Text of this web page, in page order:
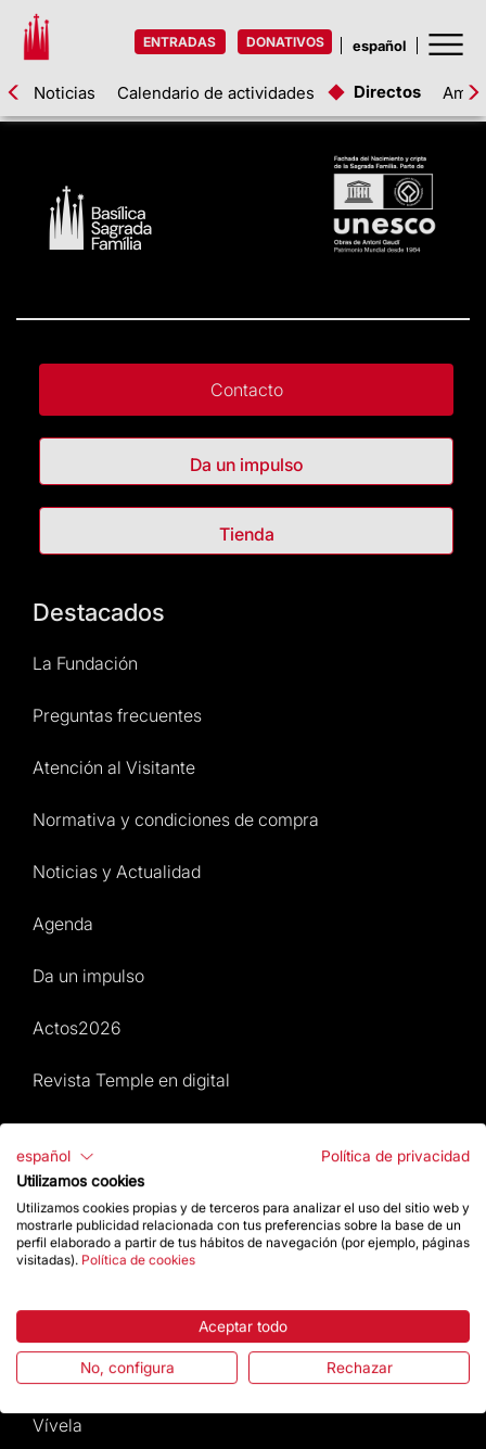
ENTRADAS DONATIVOS
Noticias Calendario de actividades Directos
Contacto
Da un impulso
Tienda
Destacados
La Fundación
Preguntas frecuentes
Atención al Visitante
Normativa y condiciones de compra
Noticias y Actualidad
Agenda
Da un impulso
Actos2026
Revista Temple en digital
Actos 2026
Visita
La Basílica
Vívela
español
Política de privacidad
Utilizamos cookies
Utilizamos cookies propias y de terceros para analizar el uso del sitio web y
mostrarle publicidad relacionada con tus preferencias sobre la base de un
perfil elaborado a partir de tus hábitos de navegación (por ejemplo, páginas
visitadas). Política de cookies
Aceptar todo
No, configura Rechazar